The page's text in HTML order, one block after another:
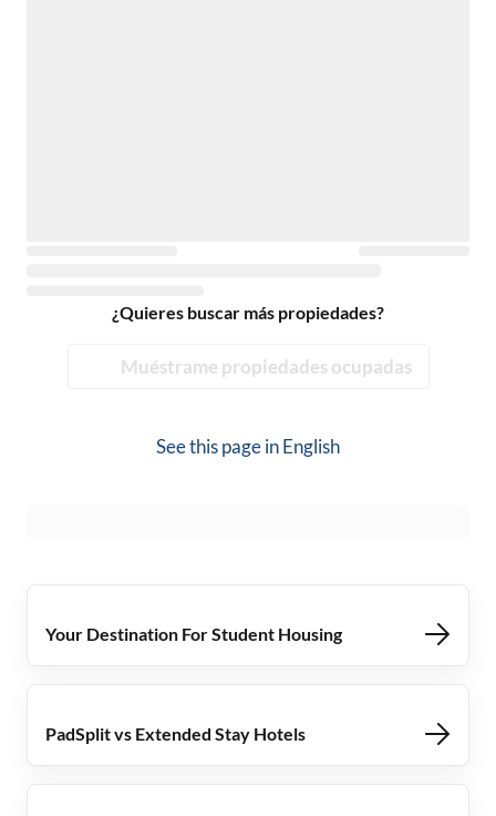
¿Quieres buscar más propiedades?
Muéstrame propiedades ocupadas
See this page inEnglish
Your Destination For Student Housing
PadSplit vs Extended Stay Hotels